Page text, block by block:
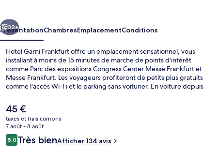
Suivant
32+
PrésentationChambresEmplacementConditions
Hotel Garni Frankfurt offre un emplacement sensationnel, vous
installant à moins de 15 minutes de marche de points d'intérêt
comme Parc des expositions Congress Center Messe Frankfurt et
Messe Frankfurt. Les voyageurs profiteront de petits plus gratuits
comme l'accès Wi-Fi et le parking sans voiturier. En voiture depuis
Centre commerciale MyZeil et Marché de Noël de Francfort. Les
transports publics se situent à une courte distance à pied : Arrêt de
tram Varrentrappstraße est à 2 min et Arrêt de tram Nauheimer
Straße, à 5 min.
Le
prix
actuel
est
de
45 €
taxes et frais compris
7 août - 8 août
Avis
voyageurs
8,08,0 sur 10
Très bienAfficher 134 avis